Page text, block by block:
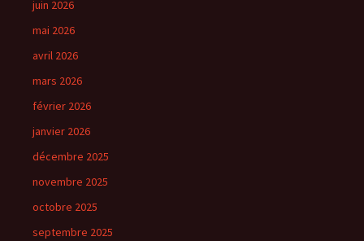
juin 2026
mai 2026
avril 2026
mars 2026
février 2026
janvier 2026
décembre 2025
novembre 2025
octobre 2025
septembre 2025